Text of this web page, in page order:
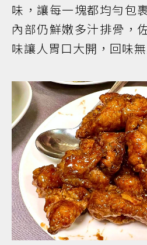
味，讓每一塊都均勻包
內部仍鮮嫩多汁排骨，
味讓人胃口大開，回味無